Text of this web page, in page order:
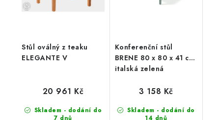
Stůl oválný z teaku
ELEGANTE V
Skladem - dodání do
7 dnů
20 961 Kč
Konferenční stůl
BRENE 80 x 80 x 41 cm,
italská zelená
Skladem - dodání do
14 dnů
3 158 Kč